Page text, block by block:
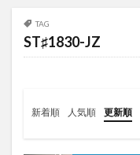
TAG
ST♯1830-JZ
新着順 人気順 更新順